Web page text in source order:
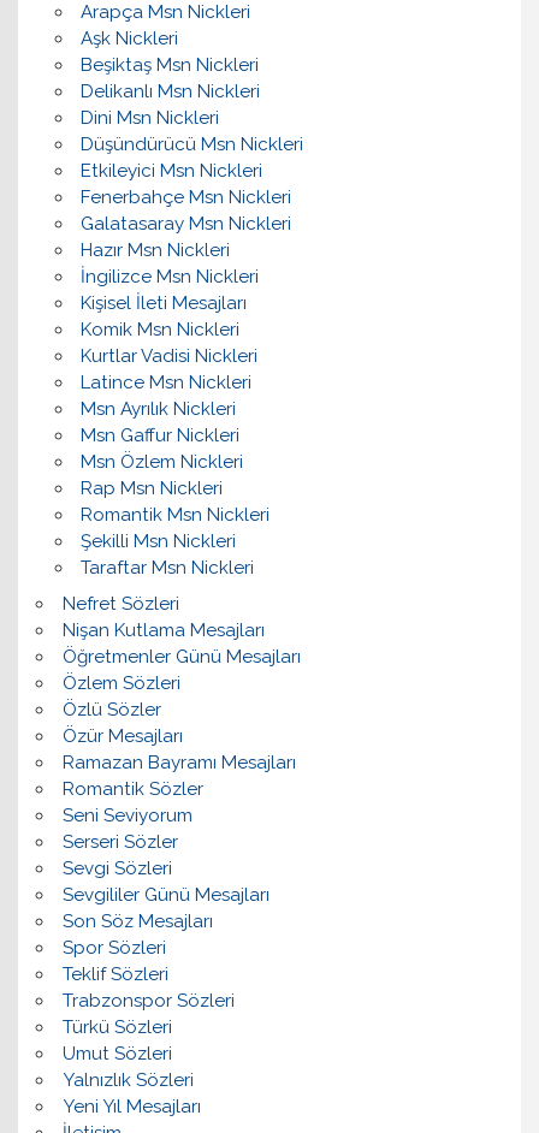
Arapça Msn Nickleri
Aşk Nickleri
Beşiktaş Msn Nickleri
Delikanlı Msn Nickleri
Dini Msn Nickleri
Düşündürücü Msn Nickleri
Etkileyici Msn Nickleri
Fenerbahçe Msn Nickleri
Galatasaray Msn Nickleri
Hazır Msn Nickleri
İngilizce Msn Nickleri
Kişisel İleti Mesajları
Komik Msn Nickleri
Kurtlar Vadisi Nickleri
Latince Msn Nickleri
Msn Ayrılık Nickleri
Msn Gaffur Nickleri
Msn Özlem Nickleri
Rap Msn Nickleri
Romantik Msn Nickleri
Şekilli Msn Nickleri
Taraftar Msn Nickleri
Nefret Sözleri
Nişan Kutlama Mesajları
Öğretmenler Günü Mesajları
Özlem Sözleri
Özlü Sözler
Özür Mesajları
Ramazan Bayramı Mesajları
Romantik Sözler
Seni Seviyorum
Serseri Sözler
Sevgi Sözleri
Sevgililer Günü Mesajları
Son Söz Mesajları
Spor Sözleri
Teklif Sözleri
Trabzonspor Sözleri
Türkü Sözleri
Umut Sözleri
Yalnızlık Sözleri
Yeni Yıl Mesajları